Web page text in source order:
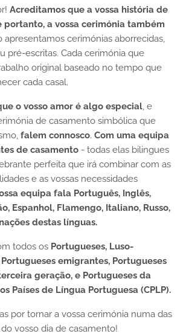
Acreditamos que a vossa história de
portanto, a vossa cerimónia também
apresentamos cerimónias aborrecidas,
pré-escritas. Cada cerimónia que
original baseado no tempo que
cada casal.
o vosso amor é algo especial, e
de casamento simbólica que
falem connosco. Com uma equipa
de casamento - todas elas bilingues
perfeita que irá combinar com as
e as vossas necessidades
equipa fala Português, Inglês,
Espanhol, Flamengo, Italiano, Russo,
destas línguas.
todos os Portugueses, Luso-
emigrantes, Portugueses
geração, e Portugueses da
Países de Língua Portuguesa (CPLP).
por tornar a vossa cerimónia numa das
vosso dia de casamento!